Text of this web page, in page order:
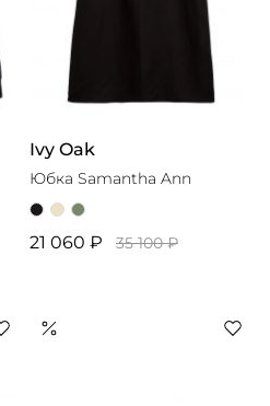
Ivy Oak
Юбка Samantha Ann
21 060 ₽ 35 100 ₽